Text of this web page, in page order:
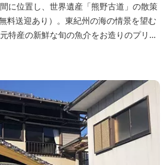
に位置し、世界遺産「熊野古道」の散策
料送迎あり）。東紀州の海の情景を望む
特産の新鮮な旬の魚介をお造りのプリフ
。お好みの干物を炭火焼で楽しむ朝食バ
間同士、そしてご家族で、さまざまな寛
い。 「きほく千年温泉」を自家源泉とし
に内湯...